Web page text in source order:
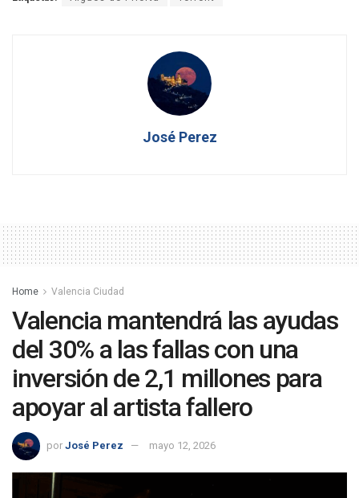
José Perez
Home Valencia Ciudad
Valencia mantendrá las ayudas
del 30% a las fallas con una
inversión de 2,1 millones para
apoyar al artista fallero
por José Perez mayo 12, 2026